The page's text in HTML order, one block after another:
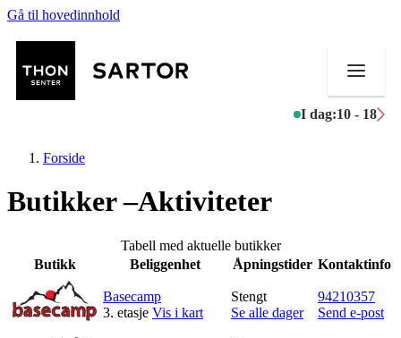
Gå til hovedinnhold
I dag:10 - 18
Mat og drikke
Aktiviteter
Forside
Butikker –Aktiviteter
Tabell med aktuelle butikker
Butikk
Beliggenhet Åpningstider Kontaktinfo
Basecamp
3. etasje Vis i kart
Stengt
Se alle dager
94210357
Send e-post